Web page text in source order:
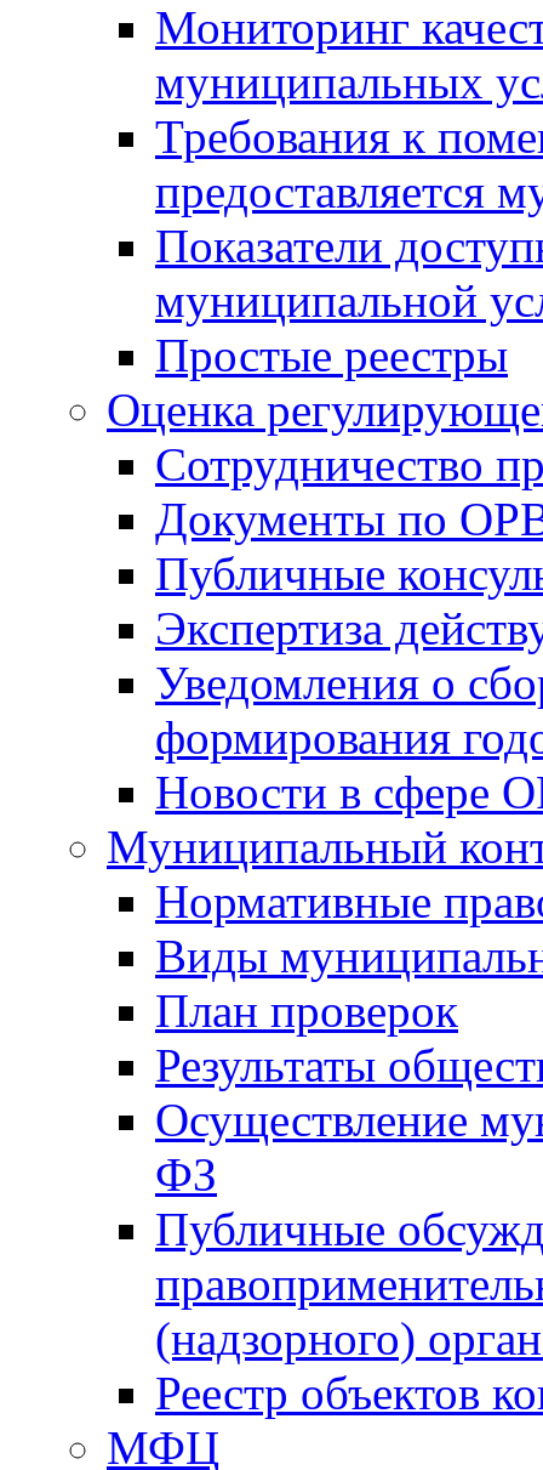
Мониторинг
муниципальных
Требования к
предоставляется
Показатели
муниципальной
Простые реестры
Оценка
Сотрудничество
Документы по
Публичные
Экспертиза
Уведомления о
формирования
Новости в сфере
Муниципальный
Нормативные
Виды
План проверок
Результаты
Осуществление
ФЗ
Публичные
(надзорного)
Реестр объектов
МФЦ